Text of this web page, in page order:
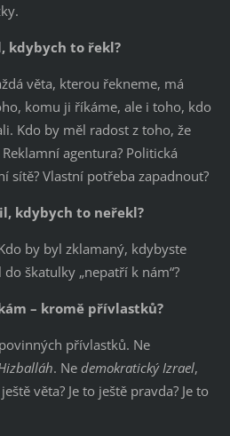
kdybych to řekl?
věta, kterou řekneme, má
komu ji říkáme, ale i toho, kdo
Kdo by měl radost z toho, že
agentura? Politická
sítě? Vlastní potřeba zapadnout?
kdybych to neřekl?
by byl zklamaný, kdybyste
škatulky „nepatří k nám“?
– kromě přívlastků?
přívlastků. Ne
. Ne demokratický Izrael,
věta? Je to ještě pravda? Je to